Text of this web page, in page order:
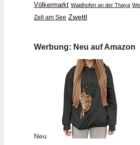
Völkermarkt Waidhofen an der Thaya
Zell am See Zwettl
Werbung: Neu auf Amazon
Neu